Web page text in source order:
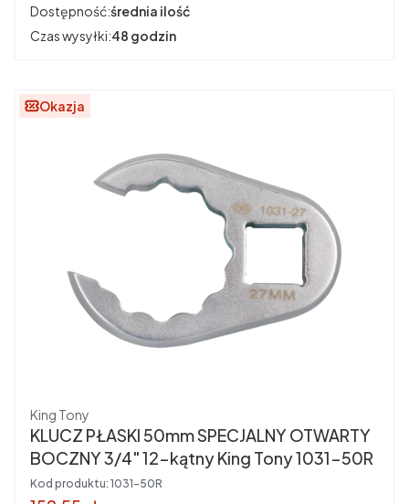
Dostępność:średnia ilość
Czas wysyłki:48 godzin
Okazja
Producent
King Tony
KLUCZ PŁASKI 50mm SPECJALNY OTWARTY
BOCZNY 3/4" 12-kątny King Tony 1031-50R
Kod produktu: 1031-50R